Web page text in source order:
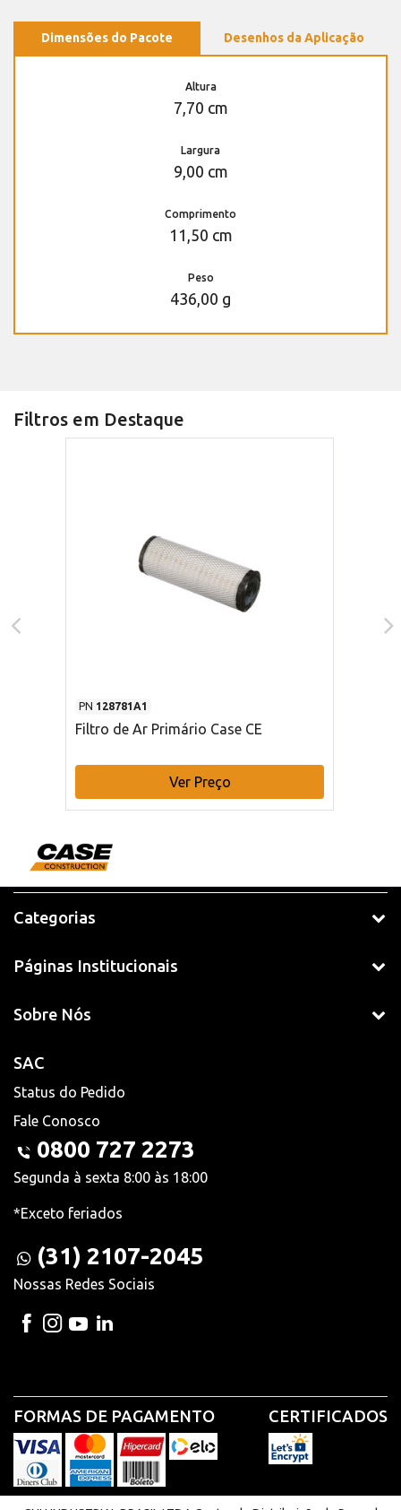
Dimensões do Pacote Desenhos da Aplicação
Altura
7,70 cm
Largura
9,00 cm
Comprimento
11,50 cm
Peso
436,00 g
Filtros em Destaque
PN 128781A1
Filtro de Ar Primário Case CE
Ver Preço
Categorias
Páginas Institucionais
Sobre Nós
SAC
Status do Pedido
Fale Conosco
0800 727 2273
Segunda à sexta 8:00 às 18:00
*Exceto feriados
(31) 2107-2045
Nossas Redes Sociais
FORMAS DE PAGAMENTO CERTIFICADOS